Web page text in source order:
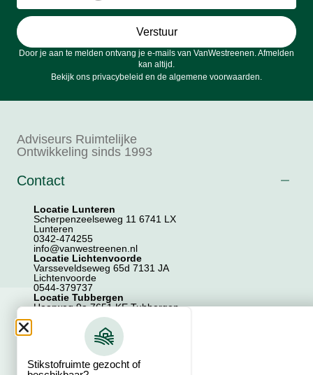
Verstuur
Door je aan te melden ontvang je e-mails van VanWestreenen. Afmelden
kan altijd.
Bekijk ons privacybeleid en de algemene voorwaarden.
Adviseurs Ruimtelijke
Ontwikkeling sinds 1993
Contact
Locatie Lunteren
Scherpenzeelseweg 11 6741 LX
Lunteren
0342-474255
info@vanwestreenen.nl
Locatie Lichtenvoorde
Varsseveldseweg 65d 7131 JA
Lichtenvoorde
0544-379737
Locatie Tubbergen
Haarweg 9a 7651 KE Tubbergen
Locatie Zwolle
Zwartewaterallee 44 8031 DX Zwolle
038-7200202
Stikstofruimte gezocht of